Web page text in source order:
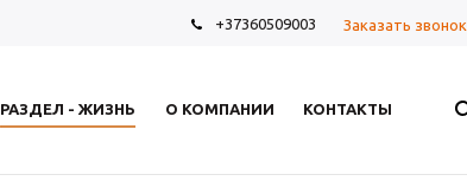
+37360509003 Заказать звонок
РАЗДЕЛ - ЖИЗНЬ О КОМПАНИИ КОНТАКТЫ